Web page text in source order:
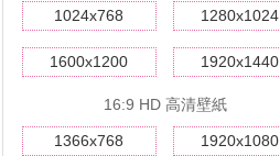
1024x768 1280x1024
1600x1200 1920x1440
16:9 HD 高清壁紙
1366x768 1920x1080